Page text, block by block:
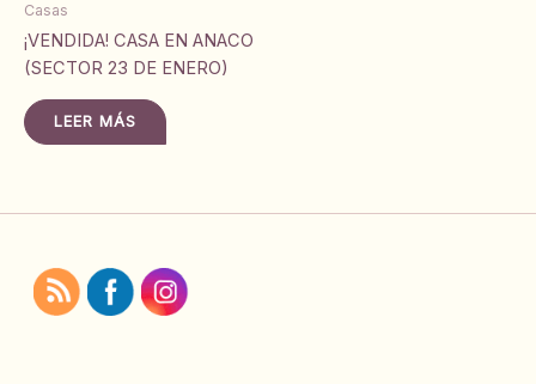
Casas
¡VENDIDA! CASA EN ANACO
(SECTOR 23 DE ENERO)
LEER MÁS